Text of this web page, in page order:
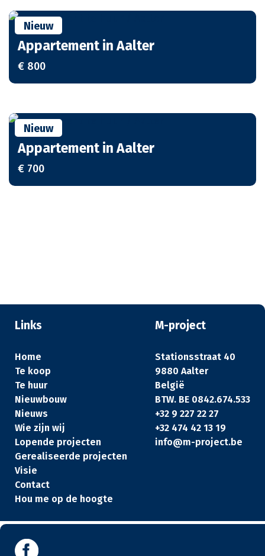
Nieuw
Appartement in Aalter
€ 800
Nieuw
Appartement in Aalter
€ 700
Links
Home
Te koop
Te huur
Nieuwbouw
Nieuws
Wie zijn wij
Lopende projecten
Gerealiseerde projecten
Visie
Contact
Hou me op de hoogte
M-project
Stationsstraat 40
9880 Aalter
België
BTW. BE 0842.674.533
+32 9 227 22 27
+32 474 42 13 19
info@m-project.be